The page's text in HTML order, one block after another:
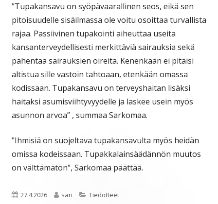
”Tupakansavu on syöpävaarallinen seos, eikä sen
pitoisuudelle sisäilmassa ole voitu osoittaa turvallista
rajaa. Passiivinen tupakointi aiheuttaa useita
kansanterveydellisesti merkittäviä sairauksia sekä
pahentaa sairauksien oireita. Kenenkään ei pitäisi
altistua sille vastoin tahtoaan, etenkään omassa
kodissaan. Tupakansavu on terveyshaitan lisäksi
haitaksi asumisviihtyvyydelle ja laskee usein myös
asunnon arvoa” , summaa Sarkomaa.
"Ihmisiä on suojeltava tupakansavulta myös heidän
omissa kodeissaan. Tupakkalainsäädännön muutos
on välttämätön", Sarkomaa päättää.
Julkaistu
27.4.2026 Kirjoittaja
sari Kategoriat
Tiedotteet